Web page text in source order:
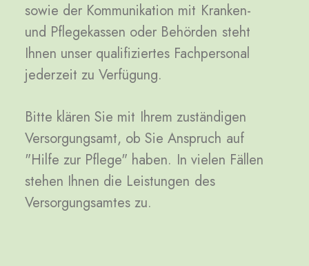
sowie der Kommunikation mit Kranken-
und Pflegekassen oder Behörden steht
Ihnen unser qualifiziertes Fachpersonal
jederzeit zu Verfügung.
Bitte klären Sie mit Ihrem zuständigen
Versorgungsamt, ob Sie Anspruch auf
"Hilfe zur Pflege" haben. In vielen Fällen
stehen Ihnen die Leistungen des
Versorgungsamtes zu.